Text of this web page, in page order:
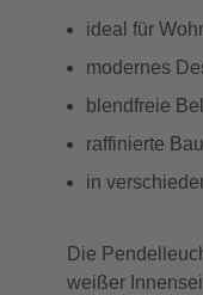
ideal für
modernes
blendfreie
raffinierte
in
Die
weißer